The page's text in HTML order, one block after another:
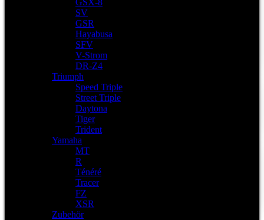
GSX-8
SV
GSR
Hayabusa
SFV
V-Strom
DR-Z4
Triumph
Speed Triple
Street Triple
Daytona
Tiger
Trident
Yamaha
MT
R
Ténéré
Tracer
FZ
XSR
Zubehör